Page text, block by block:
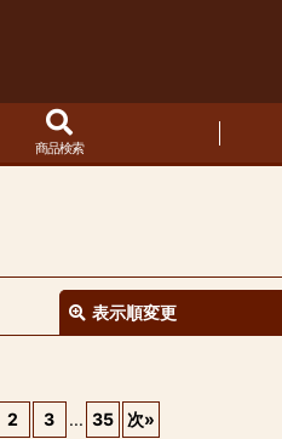
商品検索
表示順変更
2 3 ... 35 次»